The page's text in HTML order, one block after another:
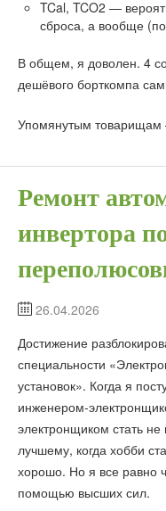
TCal, TCO2 —
сброса, а вообще
В общем, я доволен. 4
дешёвого борткомпа
Упомянутым товарищам
Ремонт
инвертора
26.04.2026
Достижение
специальности
установок». Когда я
инженером-
электронщиком стать
лучшему, когда хобби
хорошо. Но я все равно
помощью высших сил.